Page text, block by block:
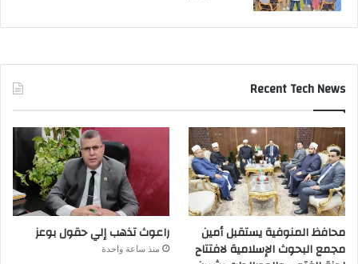
Recent Tech News
محافظ المنوفية يستقبل أمين
مجمع البحوث الإسلامية لافتتاح
راعوث تذهب إلي حقول بوعز
منذ ساعة واحدة